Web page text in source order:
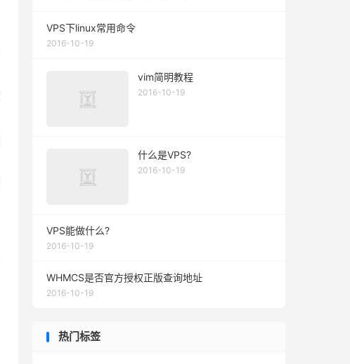
VPS下linux常用命令
2016-10-19
vim简明教程
2016-10-19
什么是VPS?
2016-10-19
VPS能做什么?
2016-10-19
WHMCS是否官方授权正版查询地址
2016-10-19
热门标签